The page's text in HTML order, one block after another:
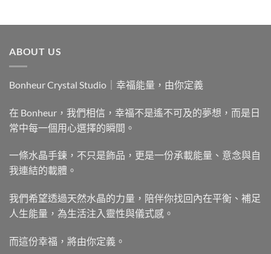
ABOUT US
Bonheur Crystal Studio｜幸福能量，由你定義
在 Bonheur，我們相信，幸福不是遙不可及的夢想，而是日
常中每一個用心選擇的瞬間。
一條水晶手鍊，不只是飾品，更是一份承載能量、意念與自
我連結的載體。
我們希望透過天然水晶的力量，陪伴你找回內在平衡、補足
人生能量，為生活注入靈性與儀式感。
而這份幸福，將由你定義。